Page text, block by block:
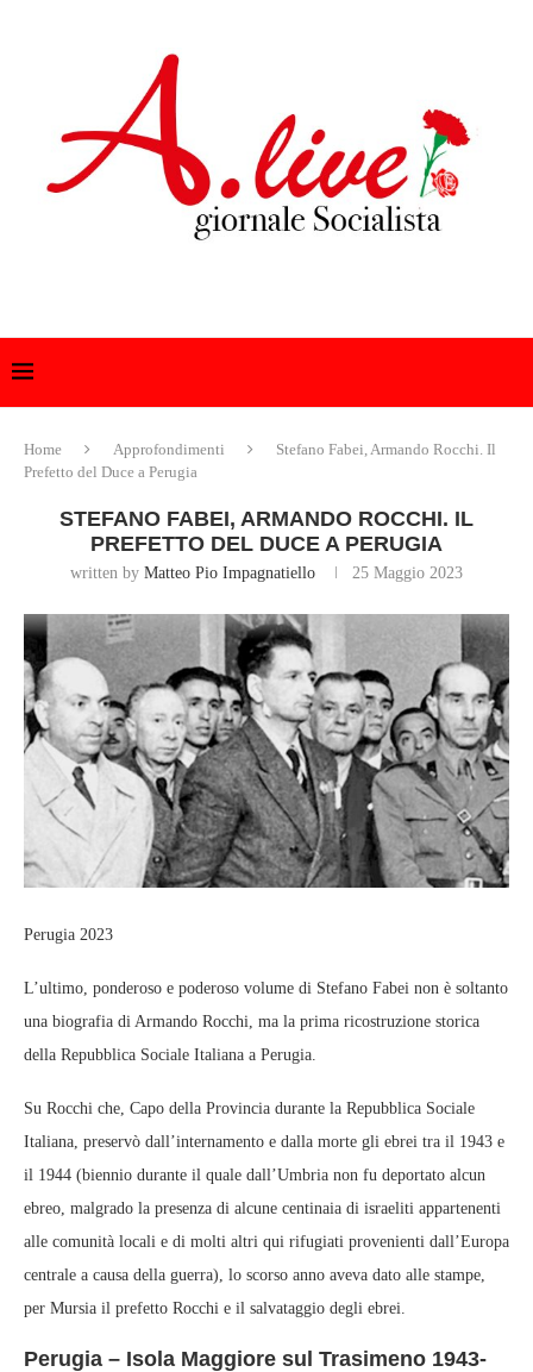
Home Approfondimenti
Stefano Fabei, Armando Rocchi. Il
Prefetto del Duce a Perugia
STEFANO FABEI, ARMANDO ROCCHI. IL
PREFETTO DEL DUCE A PERUGIA
written by Matteo Pio Impagnatiello 25 Maggio 2023
Perugia 2023
L’ultimo, ponderoso e poderoso volume di Stefano Fabei non è soltanto
una biografia di Armando Rocchi, ma la prima ricostruzione storica
della Repubblica Sociale Italiana a Perugia.
Su Rocchi che, Capo della Provincia durante la Repubblica Sociale
Italiana, preservò dall’internamento e dalla morte gli ebrei tra il 1943 e
il 1944 (biennio durante il quale dall’Umbria non fu deportato alcun
ebreo, malgrado la presenza di alcune centinaia di israeliti appartenenti
alle comunità locali e di molti altri qui rifugiati provenienti dall’Europa
centrale a causa della guerra), lo scorso anno aveva dato alle stampe,
per Mursia il prefetto Rocchi e il salvataggio degli ebrei.
Perugia – Isola Maggiore sul Trasimeno 1943-